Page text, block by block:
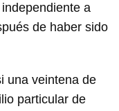
a
de haber sido
una veintena de
particular de